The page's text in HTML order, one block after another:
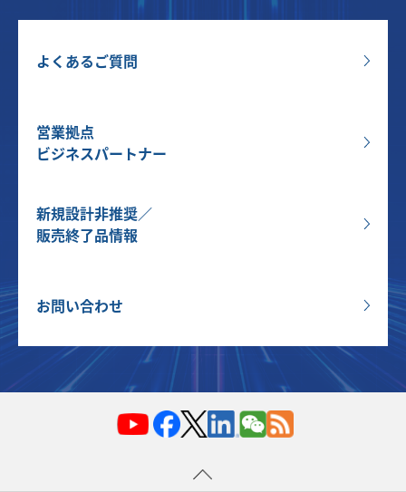
よくあるご質問
営業拠点
ビジネスパートナー
新規設計非推奨／
販売終了品情報
お問い合わせ